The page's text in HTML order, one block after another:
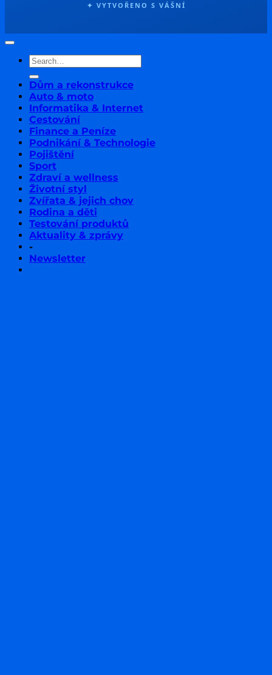
✦ VYTVOŘENO S VÁŠNÍ
Dům a rekonstrukce
Auto & moto
Informatika & Internet
Cestování
Finance a Peníze
Podnikání & Technologie
Pojištění
Sport
Zdraví a wellness
Životní styl
Zvířata & jejich chov
Rodina a děti
Testování produktů
Aktuality & zprávy
-
Newsletter